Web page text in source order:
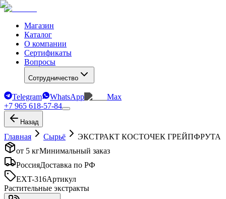
Магазин
Каталог
О компании
Сертификаты
Вопросы
Сотрудничество
Telegram WhatsApp
Max
+7 965 618-57-84
Назад
Главная Сырьё
ЭКСТРАКТ КОСТОЧЕК ГРЕЙПФРУТА
от 5 кгМинимальный заказ
РоссияДоставка по РФ
EXT-316Артикул
Растительные экстракты